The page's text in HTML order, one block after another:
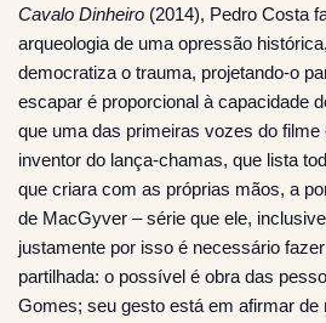
Cavalo Dinheiro (2014), Pedro Costa
arqueologia de uma opressão histórica,
democratiza o trauma, projetando-o
escapar é proporcional à capacidade
que uma das primeiras vozes do filme
inventor do lança-chamas, que lista
que criara com as próprias mãos, a
de MacGyver – série que ele,
justamente por isso é necessário
partilhada: o possível é obra das
Gomes; seu gesto está em afirmar de